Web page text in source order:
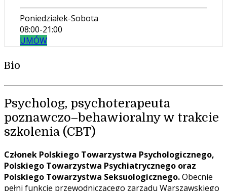
Poniedziałek-Sobota
08:00-21:00
UMÓW
Bio
Psycholog, psychoterapeuta
poznawczo–behawioralny w trakcie
szkolenia (CBT)
Członek Polskiego Towarzystwa Psychologicznego,
Polskiego Towarzystwa Psychiatrycznego oraz
Polskiego Towarzystwa Seksuologicznego.Obecnie
pełni funkcję przewodniczącego zarządu Warszawskiego